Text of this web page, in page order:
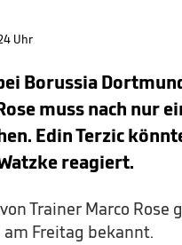
Uhr
Borussia
muss nach nur
Edin Terzic
reagiert.
Trainer Marco Rose
am Freitag bekannt.